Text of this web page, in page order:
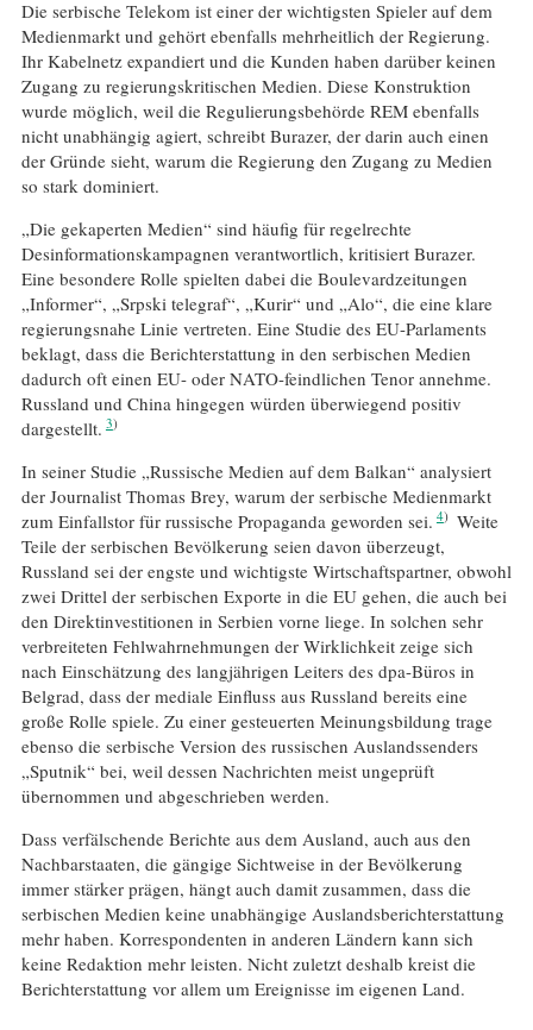
Die serbische Telekom ist einer der wichtigsten Spieler auf dem
Medienmarkt und gehört ebenfalls mehrheitlich der Regierung.
Ihr Kabelnetz expandiert und die Kunden haben darüber keinen
Zugang zu regierungskritischen Medien. Diese Konstruktion
wurde möglich, weil die Regulierungsbehörde REM ebenfalls
nicht unabhängig agiert, schreibt Burazer, der darin auch einen
der Gründe sieht, warum die Regierung den Zugang zu Medien
so stark dominiert.
„Die gekaperten Medien“ sind häufig für regelrechte
Desinformationskampagnen verantwortlich, kritisiert Burazer.
Eine besondere Rolle spielten dabei die Boulevardzeitungen
„Informer“, „Srpski telegraf“, „Kurir“ und „Alo“, die eine klare
regierungsnahe Linie vertreten. Eine Studie des EU-Parlaments
beklagt, dass die Berichterstattung in den serbischen Medien
dadurch oft einen EU- oder NATO-feindlichen Tenor annehme.
Russland und China hingegen würden überwiegend positiv
dargestellt. 3
In seiner Studie „Russische Medien auf dem Balkan“ analysiert
der Journalist Thomas Brey, warum der serbische Medienmarkt
zum Einfallstor für russische Propaganda geworden sei. 4
Weite
Teile der serbischen Bevölkerung seien davon überzeugt,
Russland sei der engste und wichtigste Wirtschaftspartner, obwohl
zwei Drittel der serbischen Exporte in die EU gehen, die auch bei
den Direktinvestitionen in Serbien vorne liege. In solchen sehr
verbreiteten Fehlwahrnehmungen der Wirklichkeit zeige sich
nach Einschätzung des langjährigen Leiters des dpa-Büros in
Belgrad, dass der mediale Einfluss aus Russland bereits eine
große Rolle spiele. Zu einer gesteuerten Meinungsbildung trage
ebenso die serbische Version des russischen Auslandssenders
„Sputnik“ bei, weil dessen Nachrichten meist ungeprüft
übernommen und abgeschrieben werden.
Dass verfälschende Berichte aus dem Ausland, auch aus den
Nachbarstaaten, die gängige Sichtweise in der Bevölkerung
immer stärker prägen, hängt auch damit zusammen, dass die
serbischen Medien keine unabhängige Auslandsberichterstattung
mehr haben. Korrespondenten in anderen Ländern kann sich
keine Redaktion mehr leisten. Nicht zuletzt deshalb kreist die
Berichterstattung vor allem um Ereignisse im eigenen Land.